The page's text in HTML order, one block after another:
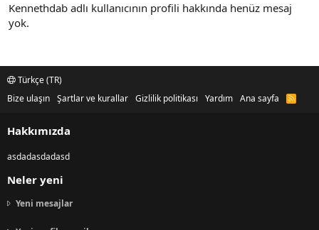
Kennethdab adlı kullanıcının profili hakkında henüz mesaj
yok.
Türkçe (TR)
Bize ulaşın Şartlar ve kurallar Gizlilik politikası Yardım Ana sayfa
R
Hakkımızda
asdadasdadasd
Neler yeni
Yeni mesajlar